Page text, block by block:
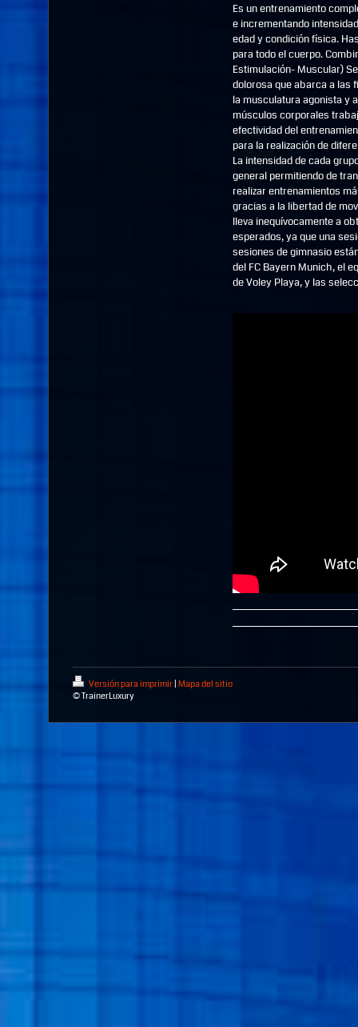
Es un entrenamiento
e incrementando
edad y condición física.
para todo el cuerpo.
Estimulación- Muscular)
dolorosa que abarca a las
la musculatura agonista y
músculos corporales
efectividad del
para la realización de
La intensidad de cada
general permitiendo de
realizar entrenamientos
gracias a la libertad de
lleva inequívocamente a
esperados, ya que una
sesiones de gimnasio
del FC Bayern Munich, el
de Voley Playa, y las
Versión para imprimir Mapa del sitio
© TrainerLuxury